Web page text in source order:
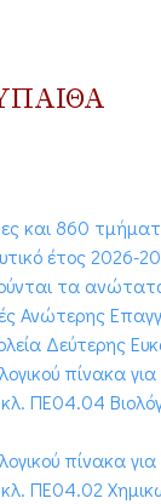
και 860
έτος 2026-
τα
Ανώτερης
Δεύτερης
πίνακα
ΠΕ04.04
πίνακα
ΠΕ04.02